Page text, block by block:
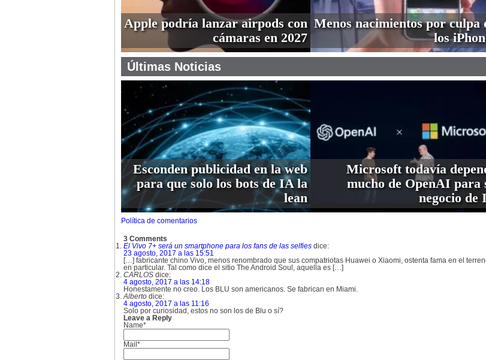
Apple podría lanzar airpods con
cámaras en 2027
Menos nacimientos por culpa
los
Últimas Noticias
Esconden publicidad en la web
para que solo los bots de IA la
lean
Microsoft todavía
mucho de OpenAI para
negocio de
Política de comentarios
3 Comments
El Vivo 7+ será un smartphone para los fans de las selfies dice:
23 agosto, 2017 a las 15:51
[…] fabricante chino Vivo, menos renombrado que sus compatriotas Huawei o Xiaomi, ostenta fama en el
en particular. Tal como dice el sitio The Android Soul, aquella es […]
CARLOS dice:
4 agosto, 2017 a las 14:18
Honestamente no creo. Los BLU son americanos. Se fabrican en Miami.
Alberto dice:
4 agosto, 2017 a las 11:16
Solo por curiosidad, estos no son los de Blu o sí?
Leave a Reply
Name*
Mail*